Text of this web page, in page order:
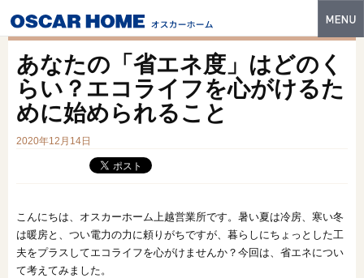
特長
性能・技術
建築実例
フォトギャラリー
あなたの「省エネ度」はどのく
らい？エコライフを心がけるた
めに始められること
2020年12月14日
こんにちは、オスカーホーム上越営業所です。暑い夏は冷房、寒い冬
は暖房と、つい電力の力に頼りがちですが、暮らしにちょっとした工
夫をプラスしてエコライフを心がけませんか？今回は、省エネについ
て考えてみました。